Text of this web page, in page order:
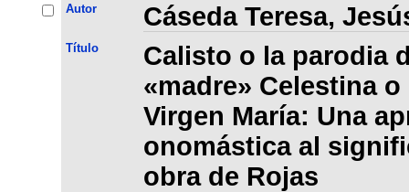
Autor Cáseda Teresa,
Título
Calisto o la parodia
«madre» Celestina
Virgen María: Una
onomástica al
obra de Rojas